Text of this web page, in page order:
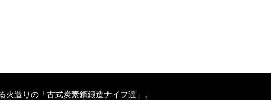
造りの「古式炭素鋼鍛造ナイフ達」。